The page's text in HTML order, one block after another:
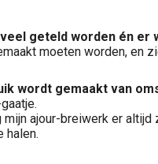
geteld worden én
moeten worden, en
wordt gemaakt van
ajour-breiwerk er
halen.